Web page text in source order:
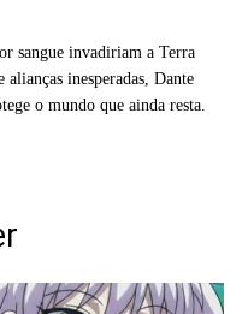
sangue invadiriam a Terra
inesperadas, Dante
o mundo que ainda resta.